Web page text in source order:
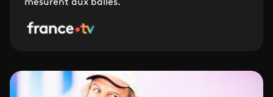
mesurent aux balles.